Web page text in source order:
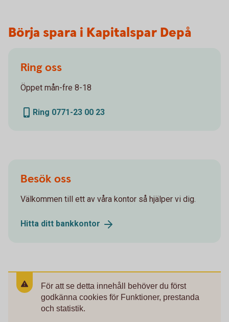
Börja spara i Kapitalspar Depå
Ring oss
Öppet mån-fre 8-18
Ring 0771-23 00 23
Besök oss
Välkommen till ett av våra kontor så hjälper vi dig.
Hitta ditt bankkontor
För att se detta innehåll behöver du först
godkänna cookies för Funktioner, prestanda
och statistik.